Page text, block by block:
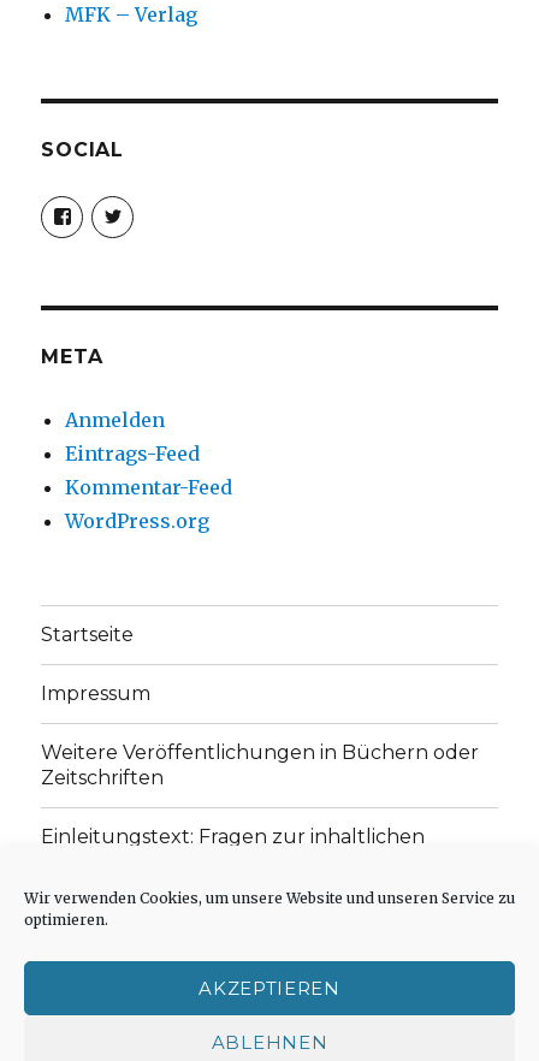
Wir verwenden Cookies, um unsere Website und unseren Service zu
optimieren.
AKZEPTIEREN
ABLEHNEN
MFK – Verlag
SOCIAL
Profil
von
christoph.fleischer1
anzeigen
Profil
von
anzeigen
META
Anmelden
Eintrags-Feed
Kommentar-Feed
WordPress.org
Startseite
Impressum
Weitere Veröffentlichungen in Büchern oder
Zeitschriften
Einleitungstext: Fragen zur inhaltlichen
„schwachen Glaubens“
Cookie-Richtlinie (EU)